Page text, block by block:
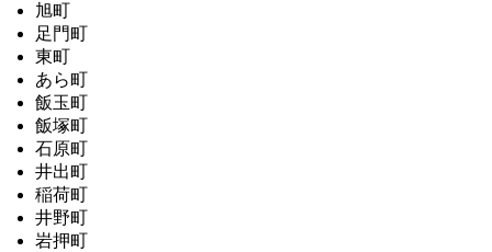
旭町
足門町
東町
あら町
飯玉町
飯塚町
石原町
井出町
稲荷町
井野町
岩押町